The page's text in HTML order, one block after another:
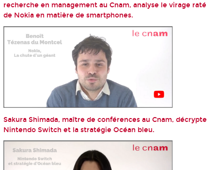
recherche en management au Cnam, analyse le virage raté
de Nokia en matière de smartphones.
Sakura Shimada, maître de conférences au Cnam, décrypte
Nintendo Switch et la stratégie Océan bleu.